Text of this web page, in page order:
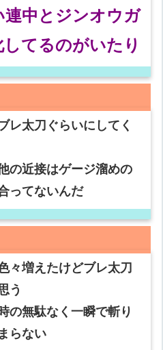
連中とジンオウガ
てるのがいたり
レ太刀ぐらいにしてく
の近接はゲージ溜めの
ってないんだ
々増えたけどブレ太刀
う
の無駄なく一瞬で斬り
らない